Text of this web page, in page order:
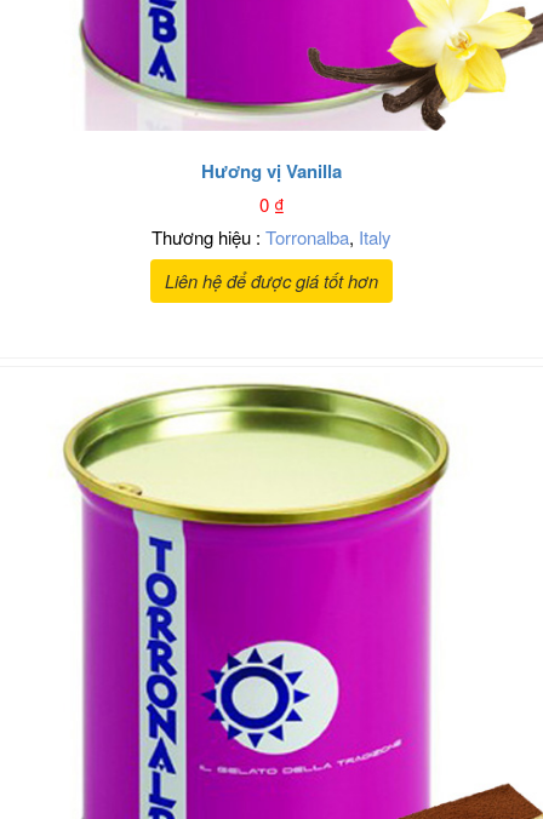
Hương vị Vanilla
0₫
Thương hiệu : Torronalba, Italy
Liên hệ để được giá tốt hơn